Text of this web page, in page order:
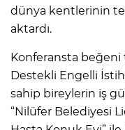
dünya kentlerinin
aktardı.
Konferansta beğeni
Destekli Engelli
sahip bireylerin iş
“Nilüfer Belediyesi